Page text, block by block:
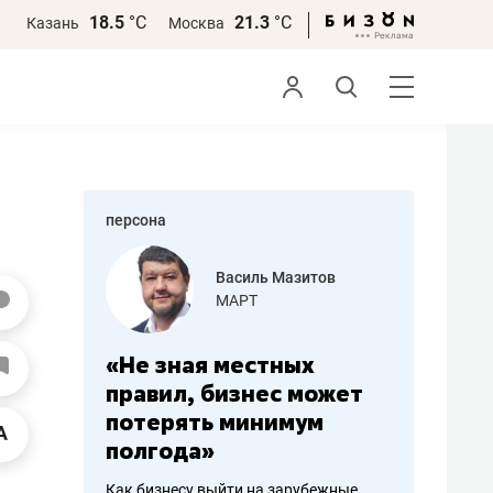
Казань 18.5 °С Москва 21.3 °С
персона
работа
Василь Мазитов
МАРТ
«Не зная местных
правил, бизнес может
потерять минимум
полгода»